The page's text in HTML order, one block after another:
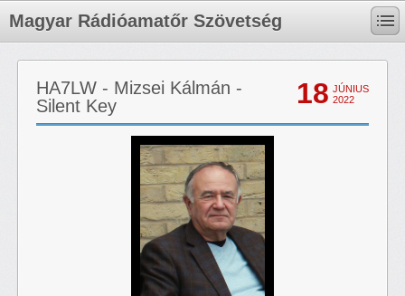
Magyar Rádióamatőr Szövetség
18 JÚNIUS
2022
HA7LW - Mizsei Kálmán -
Silent Key